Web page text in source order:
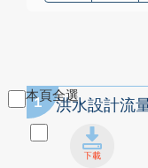
本頁全選
1 洪水設計流